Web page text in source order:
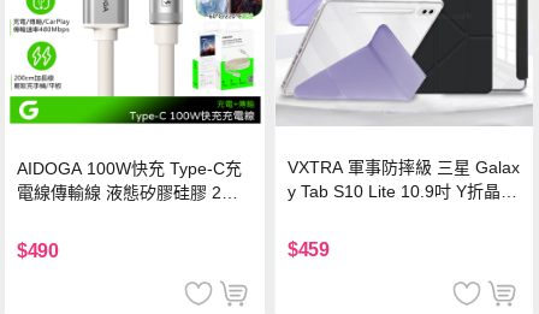
AIDOGA 100W快充 Type-C充
電線傳輸線 液態矽膠硅膠 2M
$490
VXTRA 軍事防摔級 三星 Galax
y Tab S10 Lite 10.9吋 Y折晶透
$459